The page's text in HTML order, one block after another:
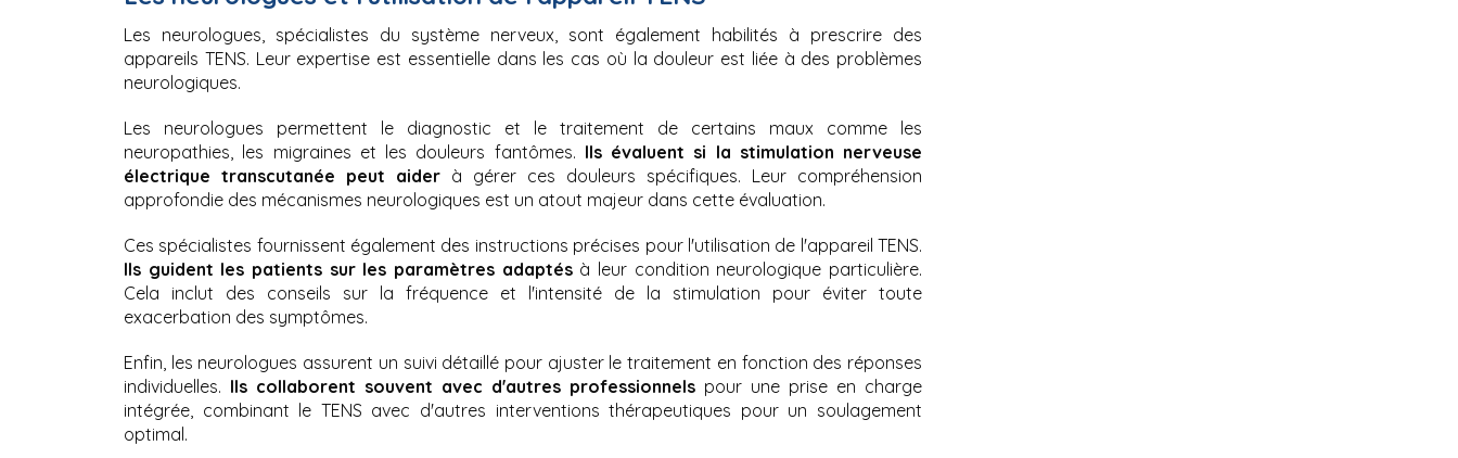
Les neurologues, spécialistes du système nerveux, sont également habilités à prescrire des
appareils TENS. Leur expertise est essentielle dans les cas où la douleur est liée à des problèmes
neurologiques.
Les neurologues permettent le diagnostic et le traitement de certains maux comme les
neuropathies, les migraines et les douleurs fantômes. Ils évaluent si la stimulation nerveuse
électrique transcutanée peut aider à gérer ces douleurs spécifiques. Leur compréhension
approfondie des mécanismes neurologiques est un atout majeur dans cette évaluation.
Ils guident les patients sur les paramètres adaptés à leur condition neurologique particulière.
Cela inclut des conseils sur la fréquence et l'intensité de la stimulation pour éviter toute
exacerbation des symptômes.
Enfin, les neurologues assurent un suivi détaillé pour ajuster le traitement en fonction des réponses
individuelles. Ils collaborent souvent avec d'autres professionnels pour une prise en charge
intégrée, combinant le TENS avec d'autres interventions thérapeutiques pour un soulagement
optimal.